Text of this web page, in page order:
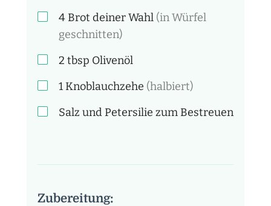
4 Brot deiner Wahl (in Würfel
geschnitten)
2 tbsp Olivenöl
1 Knoblauchzehe (halbiert)
Salz und Petersilie zum Bestreuen
Zubereitung: